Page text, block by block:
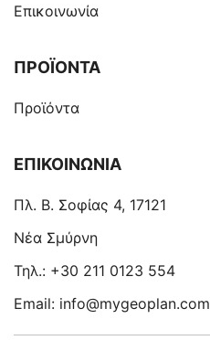
Επικοινωνία
ΠΡΟΪOΝΤΑ
Προϊόντα
ΕΠΙΚΟΙΝΩΝΙΑ
Πλ. Β. Σοφίας 4, 17121
Νέα Σμύρνη
Τηλ.: +30 211 0123 554
Email: info@mygeoplan.com